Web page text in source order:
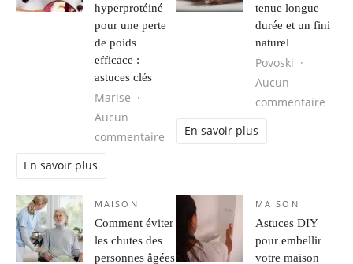
hyperprotéiné
pour une perte
de poids
efficace :
astuces clés
Marise
Aucun
commentaire sur Le guide ultime du régime
En savoir plus
tenue longue
durée et un fini
naturel
Povoski
Aucun
commentaire
En savoir plus
MAISON
Comment éviter
les chutes des
personnes âgées
MAISON
Astuces DIY
pour embellir
votre maison